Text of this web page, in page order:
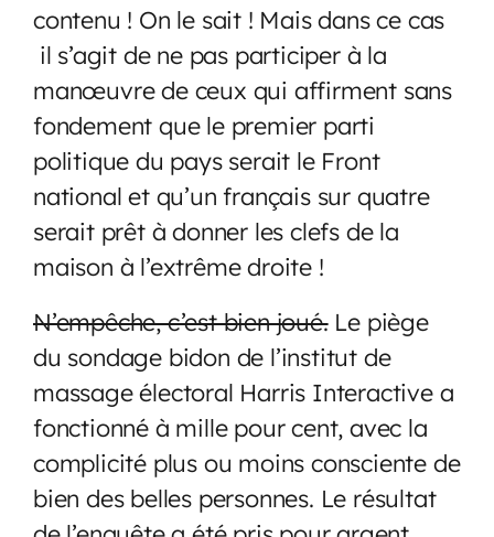
contenu ! On le sait ! Mais dans ce cas
il s’agit de ne pas participer à la
manœuvre de ceux qui affirment sans
fondement que le premier parti
politique du pays serait le Front
national et qu’un français sur quatre
serait prêt à donner les clefs de la
maison à l’extrême droite !
N’empêche, c’est bien joué.Le piège
du sondage bidon de l’institut de
massage électoral Harris Interactive a
fonctionné à mille pour cent, avec la
complicité plus ou moins consciente de
bien des belles personnes. Le résultat